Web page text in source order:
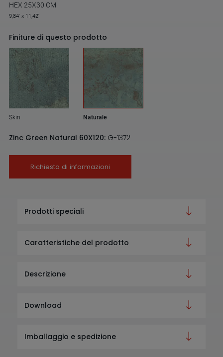
HEX 25X30 CM
9,84' x 11,42'
Finiture di questo prodotto
Skin Naturale
Zinc Green Natural 60X120: G-1372
Richiesta di informazioni
Prodotti speciali
Caratteristiche del prodotto
Descrizione
Download
Imballaggio e spedizione